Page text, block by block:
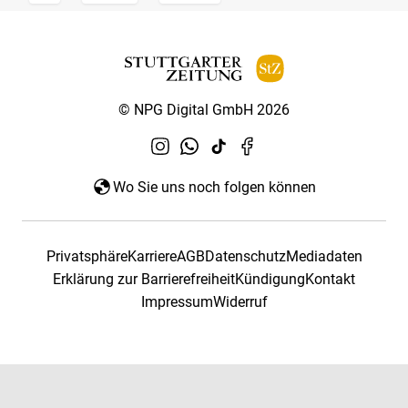
© NPG Digital GmbH 2026
Wo Sie uns noch folgen können
PrivatsphäreKarriereAGBDatenschutzMediadaten
Erklärung zur BarrierefreiheitKündigungKontakt
ImpressumWiderruf